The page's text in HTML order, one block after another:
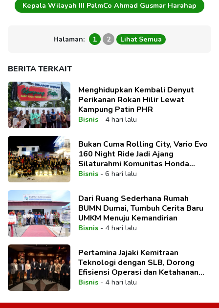
Kepala Wilayah III PalmCo Ahmad Gusmar Harahap
Halaman: 1 2 Lihat Semua
BERITA TERKAIT
Menghidupkan Kembali Denyut
Perikanan Rokan Hilir Lewat
Kampung Patin PHR
Bisnis- 4 hari lalu
Bukan Cuma Rolling City, Vario Evo
160 Night Ride Jadi Ajang
Silaturahmi Komunitas Honda
Pekanbaru
Bisnis- 6 hari lalu
Dari Ruang Sederhana Rumah
BUMN Dumai, Tumbuh Cerita Baru
UMKM Menuju Kemandirian
Bisnis- 4 hari lalu
Pertamina Jajaki Kemitraan
Teknologi dengan SLB, Dorong
Efisiensi Operasi dan Ketahanan
Energi Nasional
Bisnis- 4 hari lalu